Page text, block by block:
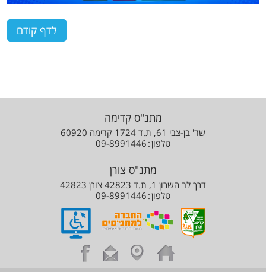
מתנ"ס קדימה
שד' בן-צבי 61, ת.ד 1724 קדימה 60920
טלפון
09-8991446
מתנ"ס צורן
דרך לב השרון 1, ת.ד 42823 צורן 42823
טלפון
09-8991446